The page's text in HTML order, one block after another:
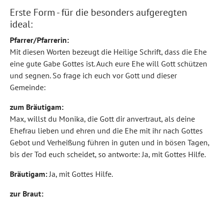
Erste Form - für die besonders aufgeregten
ideal:
Pfarrer/Pfarrerin:
Mit diesen Worten bezeugt die Heilige Schrift, dass die Ehe
eine gute Gabe Gottes ist. Auch eure Ehe will Gott schützen
und segnen. So frage ich euch vor Gott und dieser
Gemeinde:
zum Bräutigam:
Max, willst du Monika, die Gott dir anvertraut, als deine
Ehefrau lieben und ehren und die Ehe mit ihr nach Gottes
Gebot und Verheißung führen in guten und in bösen Tagen,
bis der Tod euch scheidet, so antworte: Ja, mit Gottes Hilfe.
Bräutigam:Ja, mit Gottes Hilfe.
zur Braut: